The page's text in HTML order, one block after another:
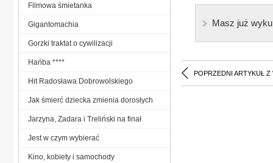
Masz już
POPRZEDNI ARTYKUŁ Z
Filmowa śmietanka
Gigantomachia
Gorzki traktat o cywilizacji
Hańba ****
Hit Radosława Dobrowolskiego
Jak śmierć dziecka zmienia dorosłych
Jarzyna, Zadara i Treliński na finał
Jest w czym wybierać
Kino, kobiety i samochody